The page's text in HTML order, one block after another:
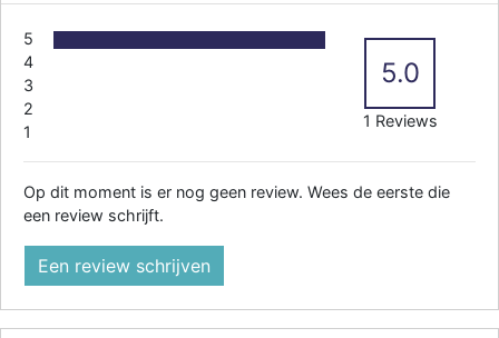
5
4
3
2
1
5.0
1 Reviews
Op dit moment is er nog geen review. Wees de eerste die
een review schrijft.
Een review schrijven